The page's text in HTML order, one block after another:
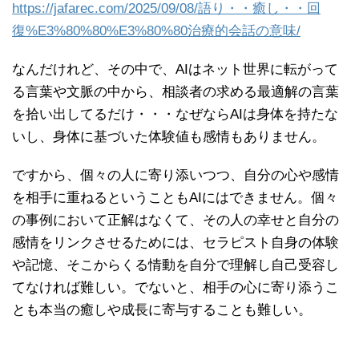
https://jafarec.com/2025/09/08/語り・・癒し・・回
復%E3%80%80%E3%80%80治療的会話の意味/
なんだけれど、その中で、AIはネット世界に転がって
る言葉や文脈の中から、相談者の求める最適解の言葉
を拾い出してるだけ・・・なぜならAIは身体を持たな
いし、身体に基づいた体験値も感情もありません。
ですから、個々の人に寄り添いつつ、自分の心や感情
を相手に重ねるということもAIにはできません。個々
の事例において正解はなくて、その人の幸せと自分の
感情をリンクさせるためには、セラピスト自身の体験
や記憶、そこからくる情動を自分で理解し自己受容し
てなければ難しい。でないと、相手の心に寄り添うこ
とも本当の癒しや成長に寄与することも難しい。